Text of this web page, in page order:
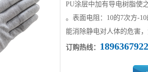
PU涂层中加有导电树脂使
。表面电阻：10的7次方-
能消除静电对人体的危害
订购热线：